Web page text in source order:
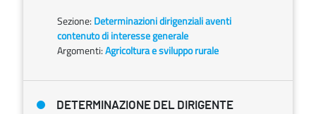
Sezione: Determinazioni dirigenziali aventi
contenuto di interesse generale
Argomenti:Agricoltura e sviluppo rurale
DETERMINAZIONE DEL DIRIGENTE